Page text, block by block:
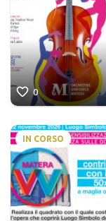
0
IN CORSO